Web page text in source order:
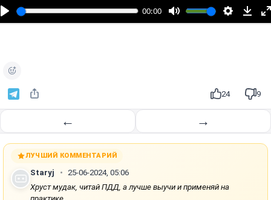
00:00
п
и
24 9
← →
ЛУЧШИЙ КОММЕНТАРИЙ
Staryj
25-06-2024, 05:06
Хруст мудак, читай ПДД, а лучше выучи и применяй на